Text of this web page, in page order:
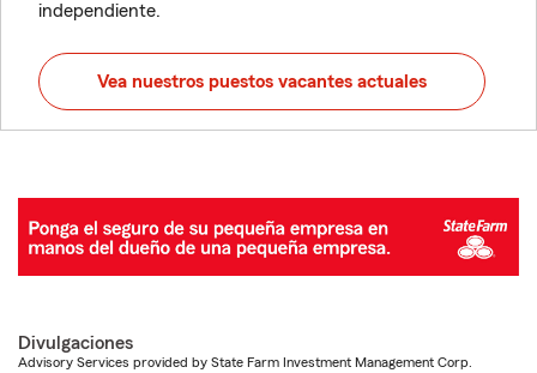
independiente.
Vea nuestros puestos vacantes actuales
Divulgaciones
Advisory Services provided by State Farm Investment Management Corp.